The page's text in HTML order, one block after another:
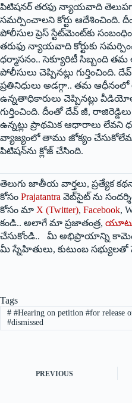
పిటిషనర్‌ ‌తరఫు న్యాయవాది
సమర్పించాలని కోర్టు
పోలీసుల ప్రెస్‌ ‌స్టేట్‌మెంట్‌కు
తరుఫు న్యాయవాది కోర్టుకు
ధర్మాసనం.. సెక్యూరిటీ సిబ్బంది
పోలీసులు చెప్పినట్లు గుర్తించింది.
ప్రతినిధులు అడగ్గా.. తమ
ఉన్నతాధికారులు చెప్పినట్లు
గుర్తించింది. దీంతో దేవ్‌ ‌జీ,
ఉన్నట్లు ప్రాథమిక ఆధారాలు లేవని
వ్యాజ్యంలో తాము జోక్యం చేసుకోలేమని
పిటిషన్‌ను క్లోజ్‌ ‌చేసింది.
తెలుగు జాతీయ వార్తలు, ప్రత్యేక
కోసం Prajatantra వెబ్‌సైట్ ను
కోసం మా X (Twitter), Facebook,
కండి.. అలాగే మా ప్రజాతంత్ర,
చేసుకోండి.. మీ అభిప్రాయాన్ని
మీ స్నేహితులు, కుటుంబ
Tags
##Hearing on petition #for release
#dismissed
PREVIOUS